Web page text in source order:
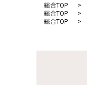
総合TOP >
総合TOP
>
総合TOP
>